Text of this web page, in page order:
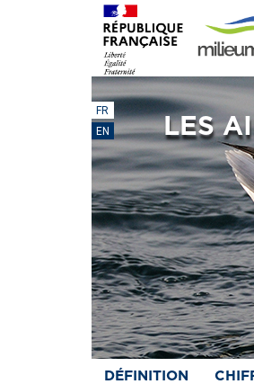
LES
FR
EN
DÉFINITION